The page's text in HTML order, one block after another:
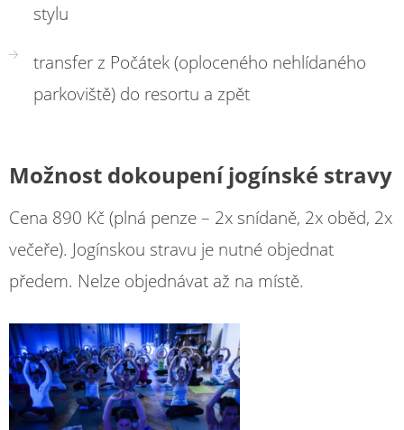
stylu
transfer z Počátek (oploceného nehlídaného
parkoviště) do resortu a zpět
Možnost dokoupení jogínské stravy
Cena 890 Kč (plná penze – 2x snídaně, 2x oběd, 2x
večeře). Jogínskou stravu je nutné objednat
předem. Nelze objednávat až na místě.